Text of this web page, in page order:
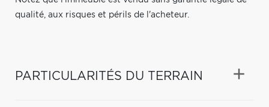
qualité, aux risques et périls de l'acheteur.
PARTICULARITÉS DU TERRAIN